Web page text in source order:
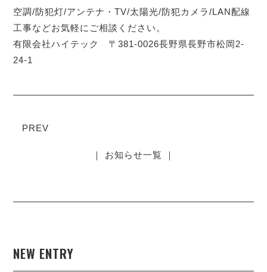
空調/防犯灯/アンテナ・TV/太陽光/防犯カメラ/LAN配線
工事などお気軽にご相談ください。
有限会社ハイテック 〒381-0026長野県長野市松岡2-
24-1
PREV
｜ お知らせ一覧 ｜
NEW ENTRY